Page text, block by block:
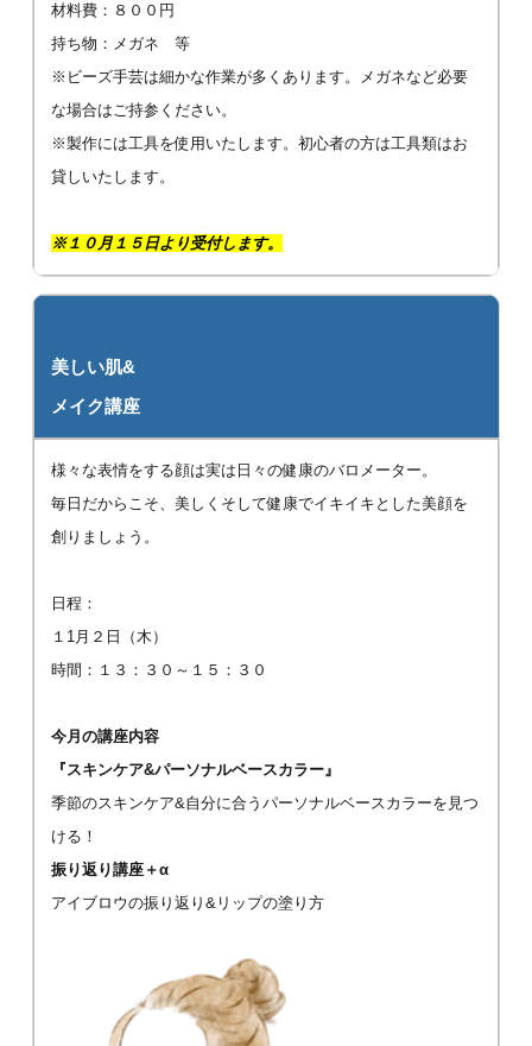
材料費：８００円
持ち物：メガネ 等
※ビーズ手芸は細かな作業が多くあります。メガネなど必要
な場合はご持参ください。
※製作には工具を使用いたします。初心者の方は工具類はお
貸しいたします。
※１０月１５日より受付します。
美しい肌&
メイク講座
様々な表情をする顔は実は日々の健康のバロメーター。
毎日だからこそ、美しくそして健康でイキイキとした美顔を
創りましょう。
日程：
１1月２日（木）
時間：１３：３０～１５：３０
今月の講座内容
『スキンケア&パーソナルベースカラー』
季節のスキンケア&自分に合うパーソナルベースカラーを見つ
ける！
振り返り講座＋α
アイブロウの振り返り&リップの塗り方